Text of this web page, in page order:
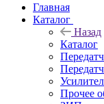
Главная
Каталог
Назад
Каталог
Прочее